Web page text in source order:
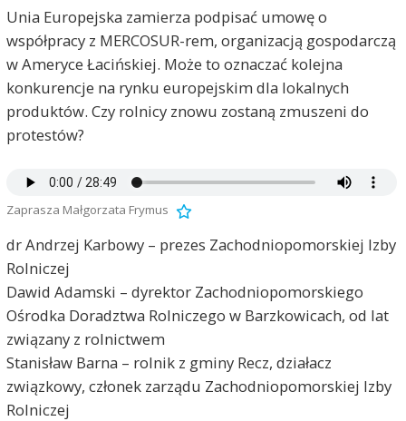
Unia Europejska zamierza podpisać umowę o
współpracy z MERCOSUR-rem, organizacją gospodarczą
w Ameryce Łacińskiej. Może to oznaczać kolejna
konkurencje na rynku europejskim dla lokalnych
produktów. Czy rolnicy znowu zostaną zmuszeni do
protestów?
Zaprasza Małgorzata Frymus
dr Andrzej Karbowy – prezes Zachodniopomorskiej Izby
Rolniczej
Dawid Adamski – dyrektor Zachodniopomorskiego
Ośrodka Doradztwa Rolniczego w Barzkowicach, od lat
związany z rolnictwem
Stanisław Barna – rolnik z gminy Recz, działacz
związkowy, członek zarządu Zachodniopomorskiej Izby
Rolniczej